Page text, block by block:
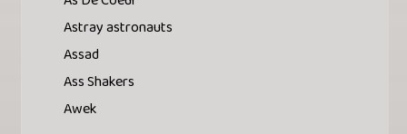
Astray astronauts
Assad
Ass Shakers
Awek